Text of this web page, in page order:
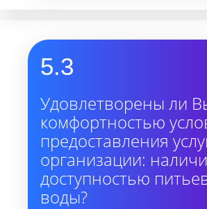
5.3
Удовлетворены ли
комфортностью
предоставления
организации:
доступностью
воды?